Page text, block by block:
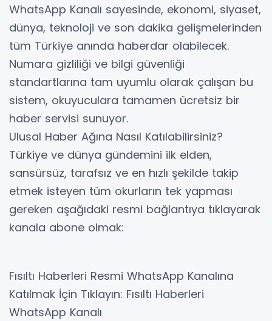
WhatsApp Kanalı sayesinde, ekonomi, siyaset,
dünya, teknoloji ve son dakika gelişmelerinden
tüm Türkiye anında haberdar olabilecek.
Numara gizliliği ve bilgi güvenliği
standartlarına tam uyumlu olarak çalışan bu
sistem, okuyuculara tamamen ücretsiz bir
haber servisi sunuyor.
​Ulusal Haber Ağına Nasıl Katılabilirsiniz?
​Türkiye ve dünya gündemini ilk elden,
sansürsüz, tarafsız ve en hızlı şekilde takip
etmek isteyen tüm okurların tek yapması
gereken aşağıdaki resmi bağlantıya tıklayarak
kanala abone olmak:
Fısıltı Haberleri Resmi WhatsApp Kanalına
Katılmak İçin Tıklayın: Fısıltı Haberleri
WhatsApp Kanalı